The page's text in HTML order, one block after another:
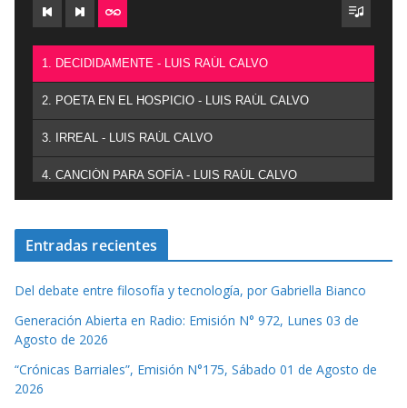
1. DECIDIDAMENTE - LUIS RAÚL CALVO
2. POETA EN EL HOSPICIO - LUIS RAÚL CALVO
3. IRREAL - LUIS RAÚL CALVO
4. CANCIÓN PARA SOFÍA - LUIS RAÚL CALVO
Entradas recientes
Del debate entre filosofía y tecnología, por Gabriella Bianco
Generación Abierta en Radio: Emisión N° 972, Lunes 03 de
Agosto de 2026
“Crónicas Barriales”, Emisión N°175, Sábado 01 de Agosto de
2026